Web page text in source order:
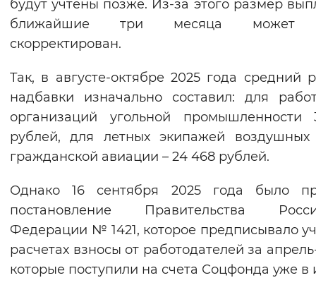
будут учтены позже. Из-за этого размер
ближайшие три месяца может
скорректирован.
Так, в августе-октябре 2025 года средний
надбавки изначально составил: для
организаций угольной
рублей, для летных экипажей воздушных
гражданской авиации – 24 468 рублей.
Однако 16 сентября 2025 года было
постановление Правительства
Федерации № 1421, которое предписывало
расчетах взносы от работодателей за
которые поступили на счета Соцфонда уже в